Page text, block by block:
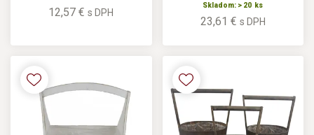
12,57 €s DPH
Skladom: > 20 ks
23,61 € s DPH